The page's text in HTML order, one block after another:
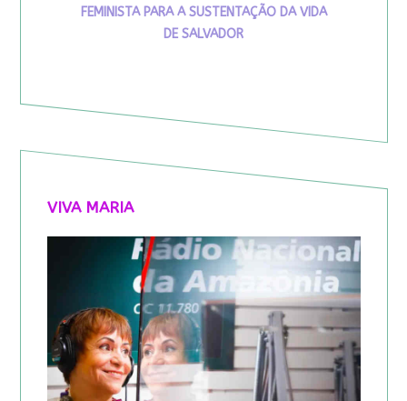
FEMINISTA PARA A SUSTENTAÇÃO DA VIDA
DE SALVADOR
VIVA MARIA